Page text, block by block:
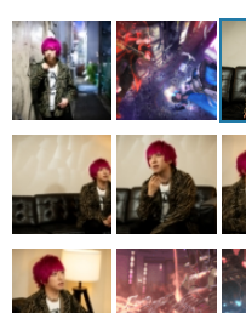
アプリレビュー
その他
電ファミニコゲーマーとは？
運営：株式会社マレ